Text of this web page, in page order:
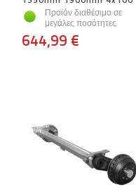
Προϊόν διαθέσιμο σε
μεγάλες ποσότητες
644,99 €